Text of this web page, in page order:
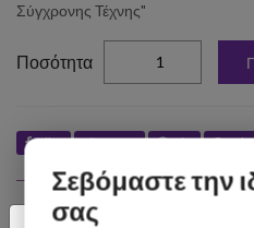
Σύγχρονης Τέχνης"
Ποσότητα
Like Tweet Pin
Σεβόμαστε την
σας